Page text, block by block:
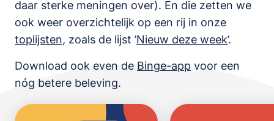
daar sterke meningen over). En die zetten we
ook weer overzichtelijk op een rij in onze
toplijsten, zoals de lijst ’Nieuw deze week’.
Download ook even de Binge-app voor een
nóg betere beleving.